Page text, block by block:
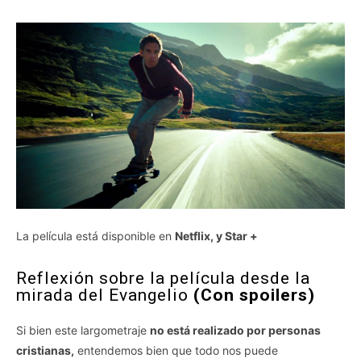
La película está disponible en Netflix, y Star +
Reflexión sobre la película desde la
mirada del Evangelio (Con spoilers)
Si bien este largometraje no está realizado por personas
cristianas, entendemos bien que todo nos puede